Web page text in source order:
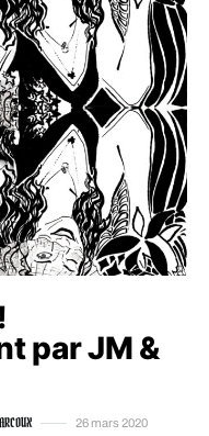
par JM &
26 mars 2020